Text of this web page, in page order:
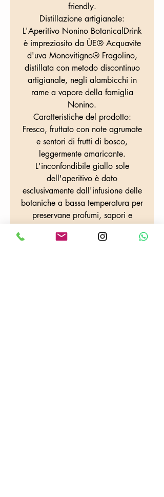
friendly.
Distillazione artigianale:
L'Aperitivo Nonino BotanicalDrink
è impreziosito da ÙE® Acquavite
d'uva Monovitigno® Fragolino,
distillata con metodo discontinuo
artigianale, negli alambicchi in
rame a vapore della famiglia
Nonino.
Caratteristiche del prodotto:
Fresco, fruttato con note agrumate
e sentori di frutti di bosco,
leggermente amaricante.
L'inconfondibile giallo sole
dell'aperitivo è dato
esclusivamente dall'infusione delle
botaniche a bassa temperatura per
preservane profumi, sapori e
colori.
Gradazione alcolica: 21% vol.